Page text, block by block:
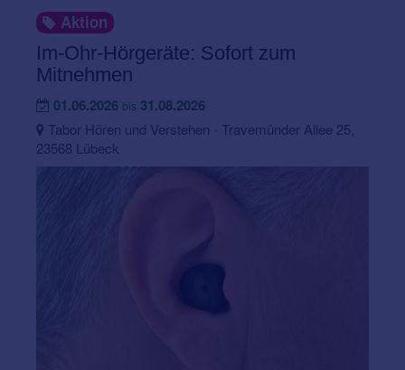
Aktion
Im-Ohr-Hörgeräte: Sofort zum
Mitnehmen
01.06.2026 bis 31.08.2026
Tabor Hören und Verstehen - Travemünder Allee 25,
23568 Lübeck